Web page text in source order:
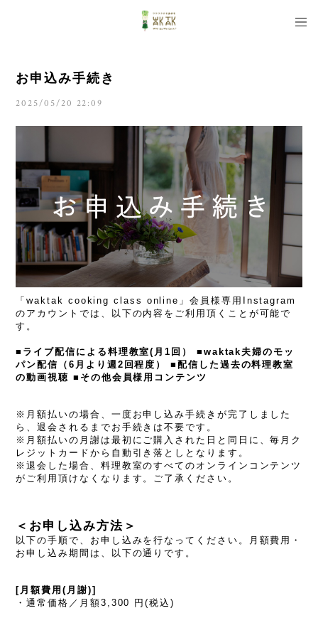
お申込み手続き
2025/05/20 22:09
「waktak cooking class online」会員様専用Instagram
のアカウントでは、以下の内容をご利用頂くことが可能で
す。
■ライブ配信による料理教室(月1回） ■waktak夫婦のモッ
パン配信（6月より週2回程度） ■配信した過去の料理教室
の動画視聴 ■その他会員様用コンテンツ
※月額払いの場合、一度お申し込み手続きが完了しました
ら、退会されるまでお手続きは不要です。
※月額払いの月謝は最初にご購入された日と同日に、毎月ク
レジットカードから自動引き落としとなります。
※退会した場合、料理教室のすべてのオンラインコンテンツ
がご利用頂けなくなります。ご了承ください。
＜お申し込み方法＞
以下の手順で、お申し込みを行なってください。
月額費用・
お申し込み期間は、以下の通りです。
[月額費用(月謝)]
・通常価格／月額3,300 円(税込)